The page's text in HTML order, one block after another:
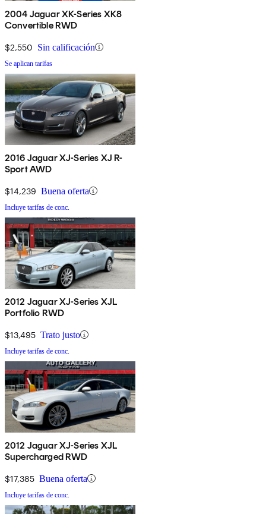
2004 Jaguar XK-Series XK8
Convertible RWD
$2,550 Sin calificación
Se aplican tarifas
2016 Jaguar XJ-Series XJ R-
Sport AWD
$14,239 Buena oferta
Incluye tarifas de conc.
2012 Jaguar XJ-Series XJL
Portfolio RWD
$13,495 Trato justo
Incluye tarifas de conc.
2012 Jaguar XJ-Series XJL
Supercharged RWD
$17,385 Buena oferta
Incluye tarifas de conc.